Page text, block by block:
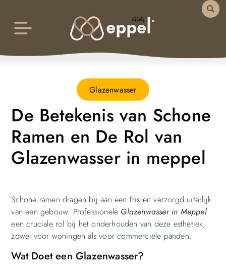
Glazenwasser
De Betekenis van Schone
Ramen en De Rol van
Glazenwasser in meppel
Schone ramen dragen bij aan een fris en verzorgd uiterlijk
van een gebouw. Professionele Glazenwasser in Meppel
een cruciale rol bij het onderhouden van deze esthetiek,
zowel voor woningen als voor commerciële panden.
Wat Doet een Glazenwasser?